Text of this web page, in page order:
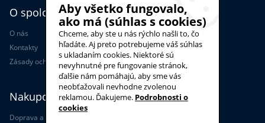
O spoločnosti
O nás
Kontakty
Zásady ochrany osobných údajov
Nakupovanie
Doprava a platba
Aby všetko fungovalo,
ako má (súhlas s cookies)
Chceme, aby ste u nás rýchlo našli to, čo
hľadáte. Aj preto potrebujeme váš súhlas
s ukladaním cookies. Niektoré sú
nevyhnutné pre fungovanie stránok,
ďalšie nám pomáhajú, aby sme vás
neobťažovali nevhodne zvolenou
reklamou. Ďakujeme. Podrobnosti o
cookies